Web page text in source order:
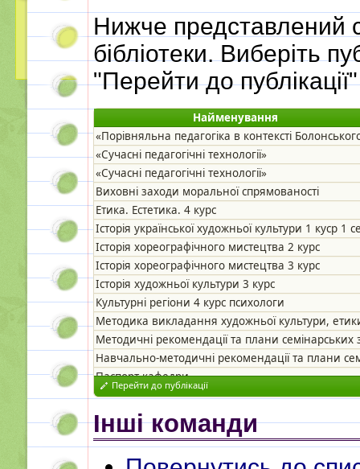
Нижче представлений
бібліотеки. Виберіть
"Перейти до
Найменування
«Порівняльна педагогіка в контексті
«Сучасні педагогічні технології»
«Сучасні педагогічні технології»
Виховні заходи моральної спрямованості
Етика. Естетика. 4 курс
Історія української художньої культури 1 куср 1
Історія хореографічного мистецтва 2 курс
Історія хореографічного мистецтва 3 курс
Історія художньої культури 3 курс
Культурні регіони 4 курс психологи
Методика викладання художньої культури,
Методичні рекомендації та плани семінарських
Навчально-методичні рекомендації та плани
Паспорт кафедри
Програма з історії української художньої
Програма з історії української художньої
Програма з історії української художньої
Програма з курсу  Художня культура Півдня
Перейти до публікації
Інші команди